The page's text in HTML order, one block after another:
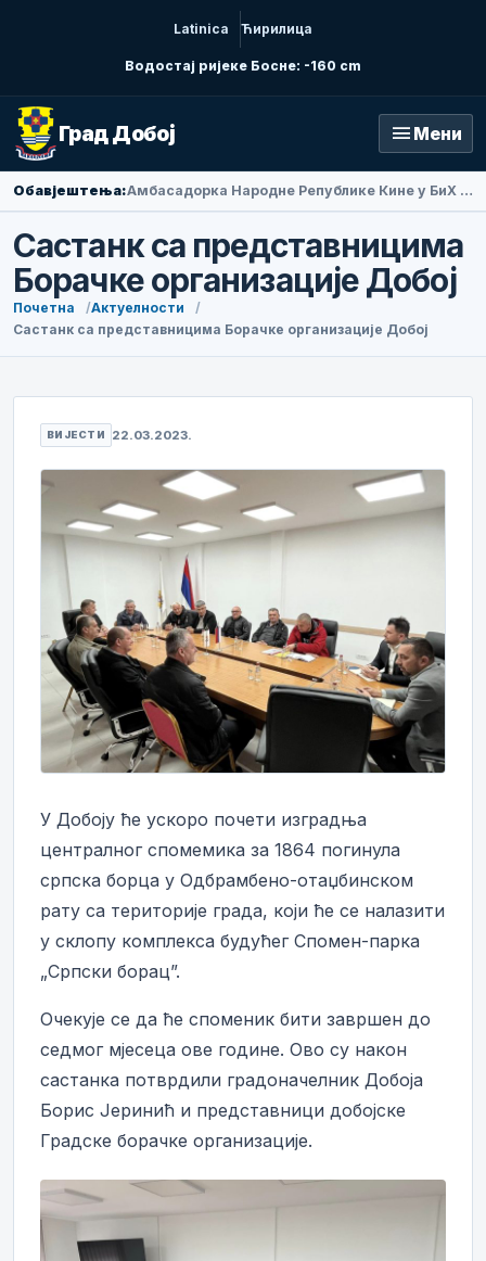
Latinica Ћирилица
Водостај ријеке Босне: -160 cm
Град Добој menu Мени
Обавјештења: Амбасадорка Народне Републике Кине у БиХ Ли Фан посјетила Добој
Састанк са представницима
Борачке организације Добој
Почетна
Актуелности
Састанк са представницима Борачке организације Добој
ВИЈЕСТИ 22.03.2023.
У Добоју ће ускоро почети изградња
централног спомемика за 1864 погинула
српска борца у Одбрамбено-отаџбинском
рату са територије града, који ће се налазити
у склопу комплекса будућег Спомен-парка
„Српски борац”.
Очекује се да ће споменик бити завршен до
седмог мјесеца ове године. Ово су након
састанка потврдили градоначелник Добоја
Борис Јеринић и представници добојске
Градске борачке организације.